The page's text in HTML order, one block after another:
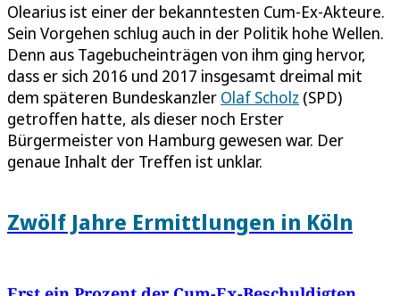
Olearius ist einer der bekanntesten Cum-Ex-Akteure.
Sein Vorgehen schlug auch in der Politik hohe Wellen.
Denn aus Tagebucheinträgen von ihm ging hervor,
dass er sich 2016 und 2017 insgesamt dreimal mit
dem späteren Bundeskanzler Olaf Scholz (SPD)
getroffen hatte, als dieser noch Erster
Bürgermeister von Hamburg gewesen war. Der
genaue Inhalt der Treffen ist unklar.
Zwölf Jahre Ermittlungen in Köln